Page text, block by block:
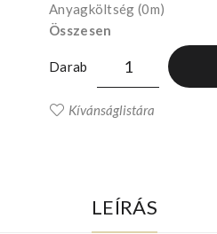
Anyagköltség (0m)
Összesen
Darab
Kívánságlistára
LEÍRÁS